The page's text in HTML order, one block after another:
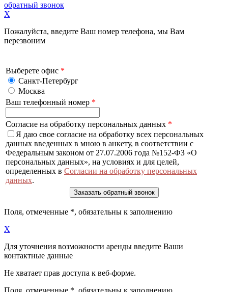
обратный звонок
X
Пожалуйста, введите Ваш номер телефона, мы Вам
перезвоним
Выберете офис *
Санкт-Петербург
Москва
Ваш телефонный номер *
Согласие на обработку персональных данных *
Я даю свое согласие на обработку всех персональных
данных введенных в мною в анкету, в соответствии с
Федеральным законом от 27.07.2006 года №152-ФЗ «О
персональных данных», на условиях и для целей,
определенных в Согласии на обработку персональных
данных.
Поля, отмеченные *, обязательны к заполнению
X
Для уточнения возможности аренды введите Ваши
контактные данные
Не хватает прав доступа к веб-форме.
Поля, отмеченные *, обязательны к заполнению